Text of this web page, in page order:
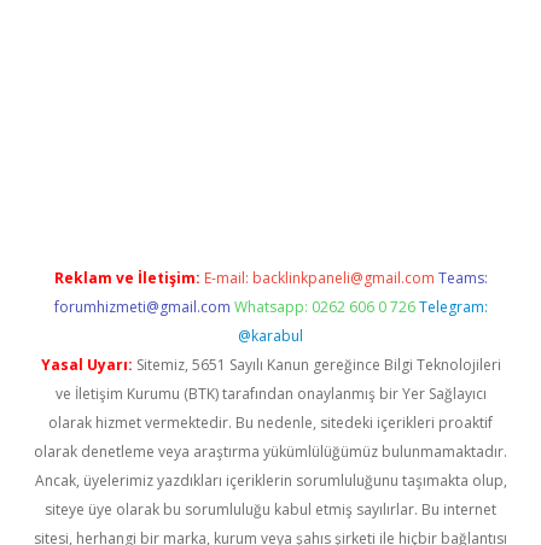
Reklam ve İletişim: E-mail: backlinkpaneli@gmail.com Teams:
forumhizmeti@gmail.com Whatsapp: 0262 606 0 726 Telegram:
@karabul
Yasal Uyarı: Sitemiz, 5651 Sayılı Kanun gereğince Bilgi Teknolojileri
ve İletişim Kurumu (BTK) tarafından onaylanmış bir Yer Sağlayıcı
olarak hizmet vermektedir. Bu nedenle, sitedeki içerikleri proaktif
olarak denetleme veya araştırma yükümlülüğümüz bulunmamaktadır.
Ancak, üyelerimiz yazdıkları içeriklerin sorumluluğunu taşımakta olup,
siteye üye olarak bu sorumluluğu kabul etmiş sayılırlar. Bu internet
sitesi, herhangi bir marka, kurum veya şahıs şirketi ile hiçbir bağlantısı